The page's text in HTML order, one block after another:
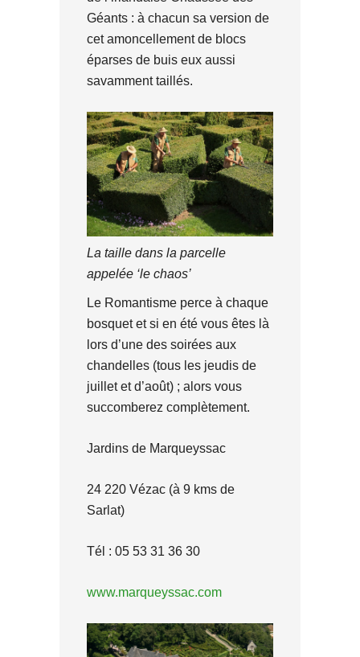
Géants : à chacun sa version de
cet amoncellement de blocs
éparses de buis eux aussi
savamment taillés.
La taille dans la parcelle
appelée ‘le chaos’
Le Romantisme perce à chaque
bosquet et si en été vous êtes là
lors d’une des soirées aux
chandelles (tous les jeudis de
juillet et d’août) ; alors vous
succomberez complètement.
Jardins de Marqueyssac
24 220 Vézac (à 9 kms de
Sarlat)
Tél : 05 53 31 36 30
www.marqueyssac.com